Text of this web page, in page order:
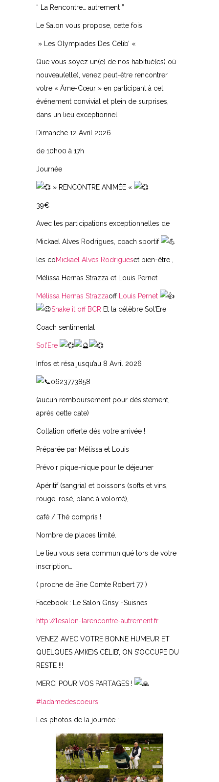
“ La Rencontre… autrement ”
Le Salon vous propose, cette fois
» Les Olympiades Des Célib’ «
Que vous soyez un(e) de nos habitué(es) où
nouveau(elle), venez peut-être rencontrer
votre « Âme-Cœur » en participant à cet
événement convivial et plein de surprises,
dans un lieu exceptionnel !
Dimanche 12 Avril 2026
de 10h00 à 17h
Journée
» RENCONTRE ANIMÉE «
39€
Avec les participations exceptionnelles de
Mickael Alves Rodrigues, coach sportif
les coMickael Alves Rodrigueset bien-être ,
Mélissa Hernas Strazza et Louis Pernet
Mélissa Hernas Strazzaoff Louis Pernet
Shake it off BCR Et la célèbre Sol’Ere
Coach sentimental
Sol’Ere
Infos et résa jusqu’au 8 Avril 2026
0623773858
(aucun remboursement pour désistement,
après cette date)
Collation offerte dès votre arrivée !
Préparée par Mélissa et Louis
Prévoir pique-nique pour le déjeuner
Apéritif (sangria) et boissons (softs et vins,
rouge, rosé, blanc à volonté),
café / Thé compris !
Nombre de places limité.
Le lieu vous sera communiqué lors de votre
inscription…
( proche de Brie Comte Robert 77 )
Facebook : Le Salon Grisy -Suisnes
http://lesalon-larencontre-autrement.fr
VENEZ AVEC VOTRE BONNE HUMEUR ET
QUELQUES AMI(E)S CÉLIB’, ON S’OCCUPE DU
RESTE !!!
MERCI POUR VOS PARTAGES !
#ladamedescoeurs
Les photos de la journée :